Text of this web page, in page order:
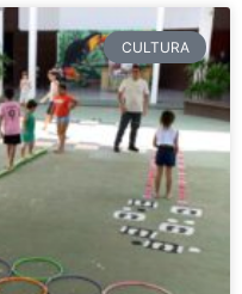
CULTURA